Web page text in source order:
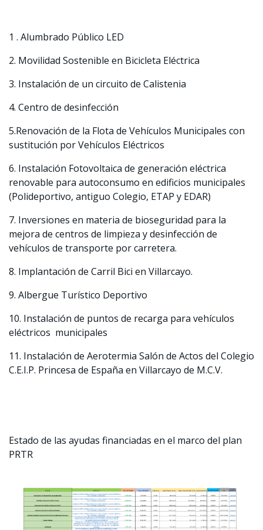
1 . Alumbrado Público LED
2. Movilidad Sostenible en Bicicleta Eléctrica
3. Instalación de un circuito de Calistenia
4. Centro de desinfección
5.Renovación de la Flota de Vehículos Municipales con
sustitución por Vehículos Eléctricos
6. Instalación Fotovoltaica de generación eléctrica
renovable para autoconsumo en edificios municipales
(Polideportivo, antiguo Colegio, ETAP y EDAR)
7. Inversiones en materia de bioseguridad para la
mejora de centros de limpieza y desinfección de
vehículos de transporte por carretera.
8. Implantación de Carril Bici en Villarcayo.
9. Albergue Turístico Deportivo
10. Instalación de puntos de recarga para vehículos
eléctricos municipales
11. Instalación de Aerotermia Salón de Actos del Colegio
C.E.I.P. Princesa de España en Villarcayo de M.C.V.
Estado de las ayudas financiadas en el marco del plan
PRTR